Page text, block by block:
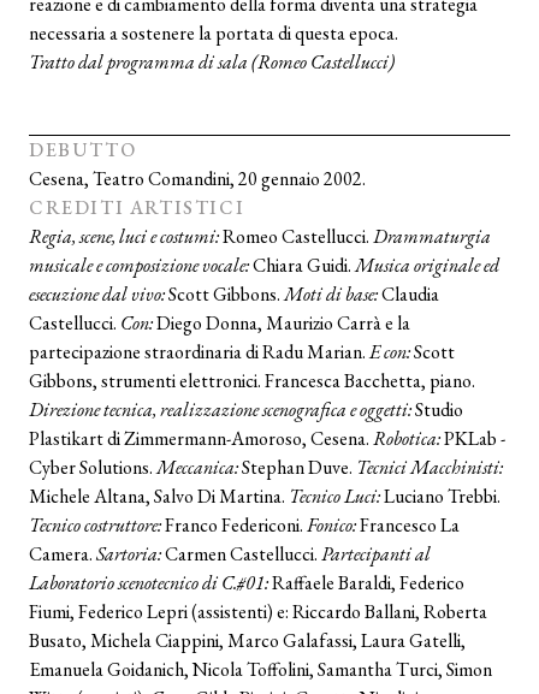
necessaria a sostenere la portata di questa epoca.
Tratto dal programma di sala (Romeo Castellucci)
DEBUTTO
Cesena, Teatro Comandini, 20 gennaio 2002.
CREDITI ARTISTICI
Regia, scene, luci e costumi:Romeo Castellucci.Drammaturgia
musicale e composizione vocale:Chiara Guidi.Musica originale ed
esecuzione dal vivo:Scott Gibbons.Moti di base:Claudia
Castellucci. Con:Diego Donna, Maurizio Carrà e la
partecipazione straordinaria di Radu Marian.E con:Scott
Gibbons, strumenti elettronici. Francesca Bacchetta, piano.
Direzione tecnica, realizzazione scenografica e oggetti:Studio
Plastikart di Zimmermann-Amoroso, Cesena.Robotica:PKLab -
Cyber Solutions.Meccanica:Stephan Duve. Tecnici Macchinisti:
Michele Altana, Salvo Di Martina. Tecnico Luci:Luciano Trebbi.
Tecnico costruttore:Franco Federiconi.Fonico:Francesco La
Camera.Sartoria:Carmen Castellucci.Partecipanti al
Laboratorio scenotecnico di C.#01:Raffaele Baraldi, Federico
Fiumi, Federico Lepri (assistenti) e: Riccardo Ballani, Roberta
Busato, Michela Ciappini, Marco Galafassi, Laura Gatelli,
Emanuela Goidanich, Nicola Toffolini, Samantha Turci, Simon